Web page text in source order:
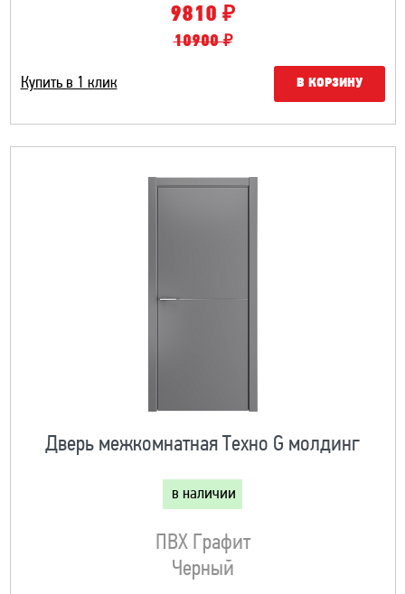
9810 ₽
10900 ₽
Купить в 1 клик В КОРЗИНУ
Дверь межкомнатная Техно G молдинг
в наличии
ПВХ Графит
Черный